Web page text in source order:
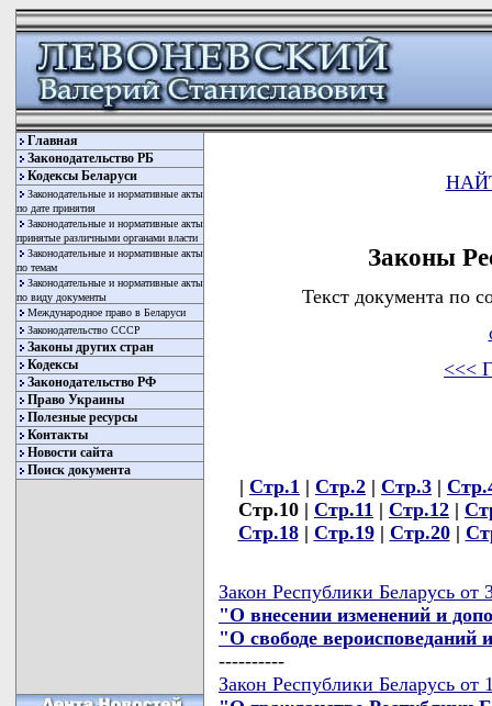
Главная
Законодательство РБ
Кодексы Беларуси
Законодательные и нормативные акты
по дате принятия
Законодательные и нормативные акты
принятые различными органами власти
Законодательные и нормативные акты
по темам
Законодательные и нормативные акты
по виду документы
Международное право в Беларуси
Законодательство СССР
Законы других стран
Кодексы
Законодательство РФ
Право Украины
Полезные ресурсы
Контакты
Новости сайта
Поиск документа
Законы
Текст документа по
<<<
| Стр.1 | Стр.2 | Стр.3 |
Стр.10 | Стр.11 | Стр.12 |
Стр.18| Стр.19| Стр.20|
Закон Республики Беларусь от
"О внесении изменений и
"О свободе вероисповеданий
----------
Закон Республики Беларусь от